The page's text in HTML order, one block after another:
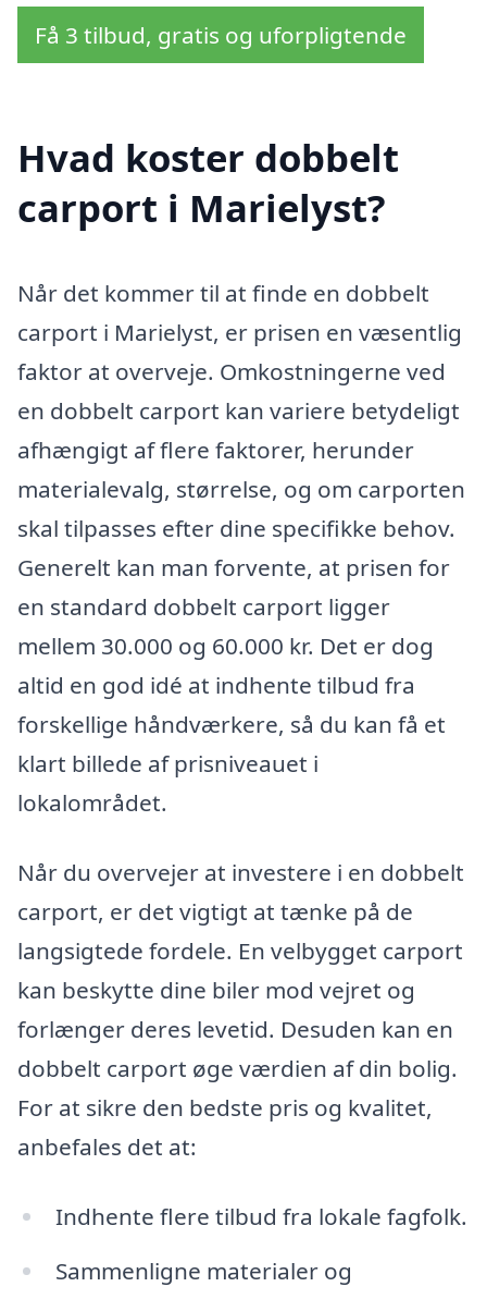
Få 3 tilbud, gratis og uforpligtende
Hvad koster dobbelt
carport i Marielyst?
Når det kommer til at finde en dobbelt
carport i Marielyst, er prisen en væsentlig
faktor at overveje. Omkostningerne ved
en dobbelt carport kan variere betydeligt
afhængigt af flere faktorer, herunder
materialevalg, størrelse, og om carporten
skal tilpasses efter dine specifikke behov.
Generelt kan man forvente, at prisen for
en standard dobbelt carport ligger
mellem 30.000 og 60.000 kr. Det er dog
altid en god idé at indhente tilbud fra
forskellige håndværkere, så du kan få et
klart billede af prisniveauet i
lokalområdet.
Når du overvejer at investere i en dobbelt
carport, er det vigtigt at tænke på de
langsigtede fordele. En velbygget carport
kan beskytte dine biler mod vejret og
forlænger deres levetid. Desuden kan en
dobbelt carport øge værdien af din bolig.
For at sikre den bedste pris og kvalitet,
anbefales det at:
Indhente flere tilbud fra lokale fagfolk.
Sammenligne materialer og